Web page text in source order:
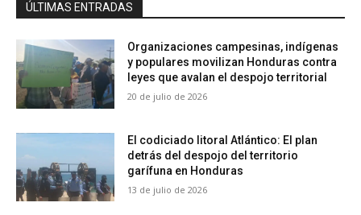
ÚLTIMAS ENTRADAS
Organizaciones campesinas, indígenas
y populares movilizan Honduras contra
leyes que avalan el despojo territorial
20 de julio de 2026
El codiciado litoral Atlántico: El plan
detrás del despojo del territorio
garífuna en Honduras
13 de julio de 2026